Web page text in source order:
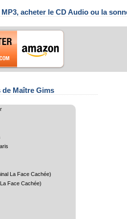
acheter le CD Audio ou la
Maître Gims
La Face Cachée)
Face Cachée)